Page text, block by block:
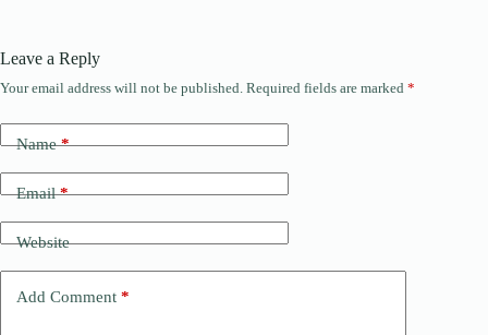
Leave a Reply
Your email address will not be published. Required fields are marked *
Name*
Email*
Website
Add Comment *